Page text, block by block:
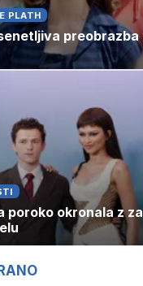
PLATH
preobrazba
poroko okronala z